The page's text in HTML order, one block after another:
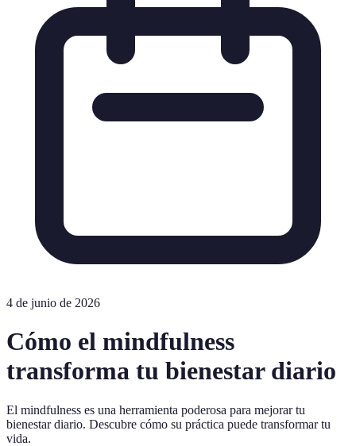
4 de junio de 2026
Cómo el mindfulness
transforma tu bienestar diario
El mindfulness es una herramienta poderosa para mejorar tu
bienestar diario. Descubre cómo su práctica puede transformar tu
vida.